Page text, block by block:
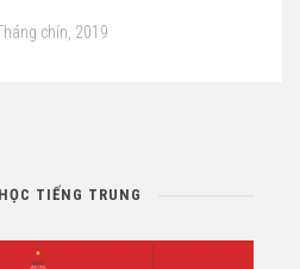
chín, 2019
TIẾNG TRUNG